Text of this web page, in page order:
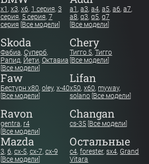
x1 , x3, x6, 1 серия, 3
серия, 5 серия, 7
серия [Все модели]
a1 ,a3,a4,a5,a6,a7,
a8,q3,q5,q7
[Все модели]
Skoda
Фабиа, Суперб,
Рапид, Йети, Октавиа
[Все модели]
Chery
Тигго 5,Тигго
[Все модели]
Faw
Бестурн х80, oley, x-40
[Все модели]
Lifan
x50,x60, myway,
solano [Все модели]
Ravon
gentra, r4
[Все модели]
Changan
cs-35 [Все модели]
Mazda
3, 6, cx-5, cx-7, cx-9
[Все модели]
Остальные
c4,forester,sx4, Grand
Vitara